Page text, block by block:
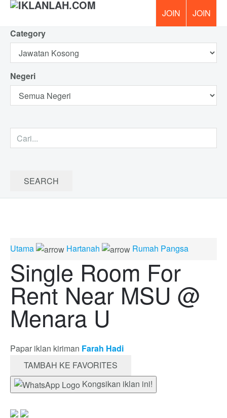
Category
Negeri
Utama Hartanah Rumah Pangsa
Single Room For
Rent Near MSU @
Menara U
Papar iklan kiriman Farah Hadi
TAMBAH KE FAVORITES
Kongsikan iklan ini!